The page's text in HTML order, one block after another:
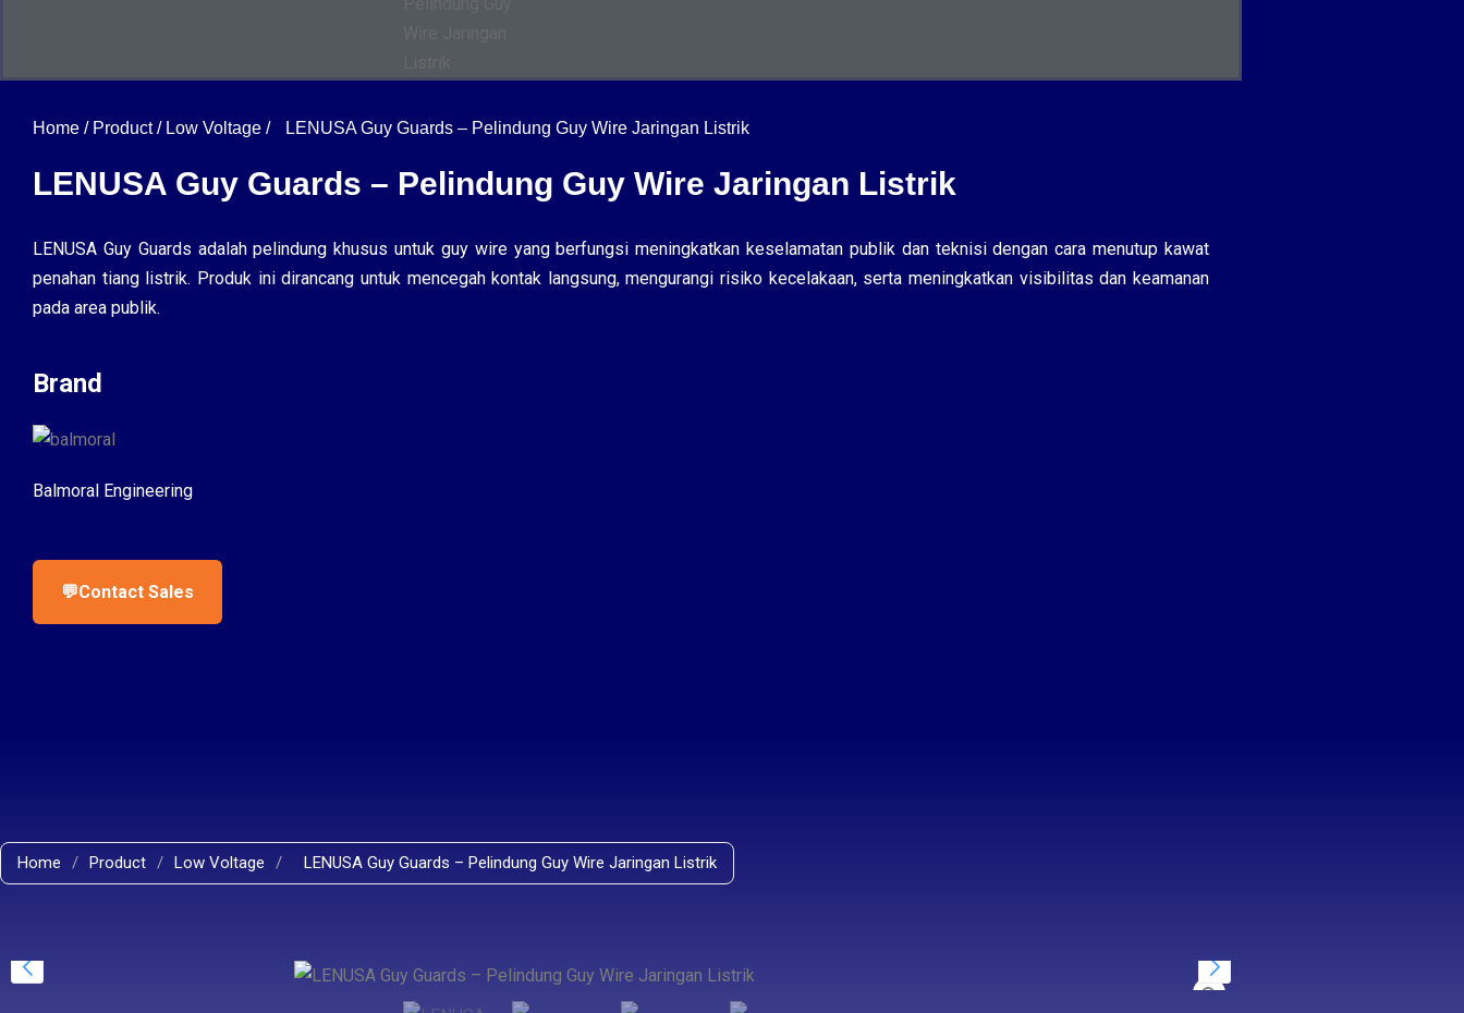
Home / Product/ Low Voltage / LENUSA Guy Guards – Pelindung Guy Wire Jaringan Listrik
LENUSA Guy Guards – Pelindung Guy Wire Jaringan Listrik
LENUSA Guy Guards adalah pelindung khusus untuk guy wire yang berfungsi meningkatkan keselamatan publik dan teknisi dengan cara menutup kawat
penahan tiang listrik. Produk ini dirancang untuk mencegah kontak langsung, mengurangi risiko kecelakaan, serta meningkatkan visibilitas dan keamanan
pada area publik.
Brand
Balmoral Engineering
💬Contact Sales
Home / Product / Low Voltage / LENUSA Guy Guards – Pelindung Guy Wire Jaringan Listrik